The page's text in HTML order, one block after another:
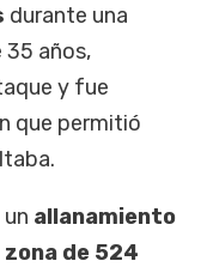
durante una
35 años,
y fue
que permitió
allanamiento
zona de 524